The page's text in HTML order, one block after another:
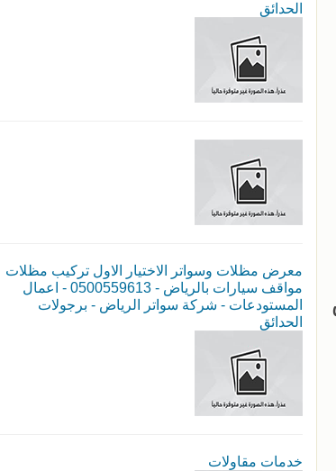
الحدائق
معرض مظلات وسواتر الاختيار الاول تركيب مظلات
مواقف سيارات بالرياض - 0500559613 - اعمال
المستودعات - شركة سواتر الرياض - برجولات
الحدائق
خدمات مقاولات